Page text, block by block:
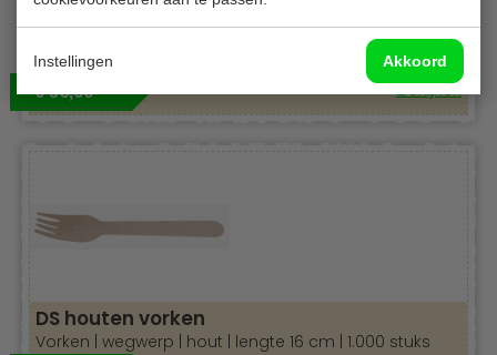
Instellingen Akkoord
Servetten | 33 x 33 cm | 1 Laags | wit | 4500 Stuks
€ 36,00 Bekijken
DS houten vorken
Vorken | wegwerp | hout | lengte 16 cm | 1.000 stuks